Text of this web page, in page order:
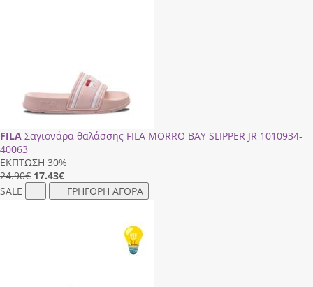
FILA Σαγιονάρα θαλάσσης FILA MORRO BAY SLIPPER JR 1010934-
40063
ΕΚΠΤΩΣΗ 30%
24.90€ 17.43€
SALE
ΓΡΗΓΟΡΗ ΑΓΟΡΑ